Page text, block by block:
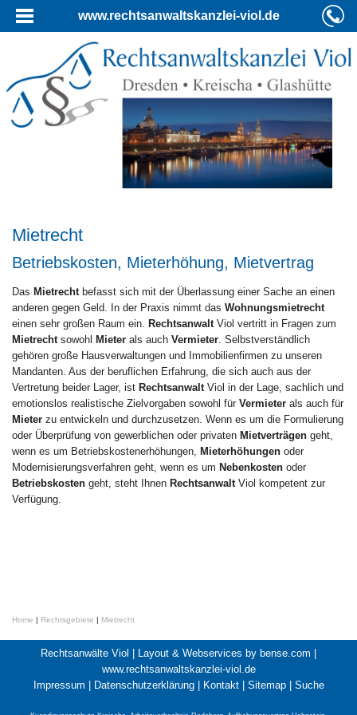
www.rechtsanwaltskanzlei-viol.de
Mietrecht
Betriebskosten, Mieterhöhung, Mietvertrag
Das Mietrecht befasst sich mit der Überlassung einer Sache an einen
anderen gegen Geld. In der Praxis nimmt das Wohnungsmietrecht
einen sehr großen Raum ein. Rechtsanwalt Viol vertritt in Fragen zum
Mietrecht sowohl Mieter als auch Vermieter . Selbstverständlich
gehören große Hausverwaltungen und Immobilienfirmen zu unseren
Mandanten. Aus der beruflichen Erfahrung, die sich auch aus der
Vertretung beider Lager, ist Rechtsanwalt Viol in der Lage, sachlich und
emotionslos realistische Zielvorgaben sowohl für Vermieter als auch für
Mieter zu entwickeln und durchzusetzen. Wenn es um die Formulierung
oder Überprüfung von gewerblichen oder privaten Mietverträgen geht,
wenn es um Betriebskostenerhöhungen, Mieterhöhungen oder
Modernisierungsverfahren geht, wenn es um Nebenkosten oder
Betriebskosten geht, steht Ihnen Rechtsanwalt Viol kompetent zur
Verfügung.
Home | Rechtsgebiete | Mietrecht
Rechtsanwälte Viol | Layout & Webservices by bense.com |
www.rechtsanwaltskanzlei-viol.de
Impressum | Datenschutzerklärung| Kontakt| Sitemap| Suche